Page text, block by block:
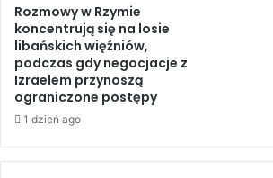
n
k
o
r
i
e
t
o
c
z
n
i
c
ę
a
Rozmowy w Rzymie
koncentrują się na losie
libańskich więźniów,
podczas gdy negocjacje z
Izraelem przynoszą
ograniczone postępy
1 dzień ago